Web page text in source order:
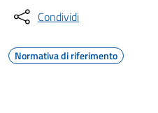
Condividi
Normativa di riferimento